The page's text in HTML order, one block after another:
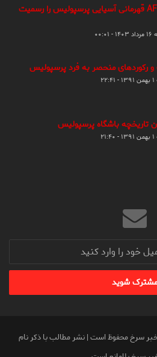
سایت AFC قهرمانی آسیایی پرسپولیس را رسمیت
و رکوردهای منحصر به فرد پرسپولیس
تاریخچه باشگاه پرسپولیس
سرخ محفوظ است | نشر مطالب با ذکر نام